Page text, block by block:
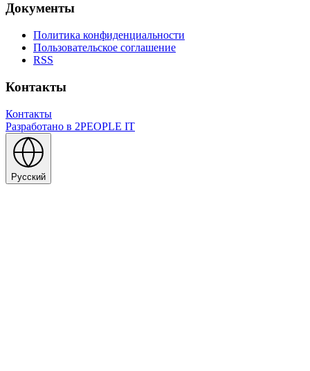
Документы
Политика конфиденциальности
Пользовательское соглашение
RSS
Контакты
Контакты
Разработано в 2PEOPLE IT
Русский